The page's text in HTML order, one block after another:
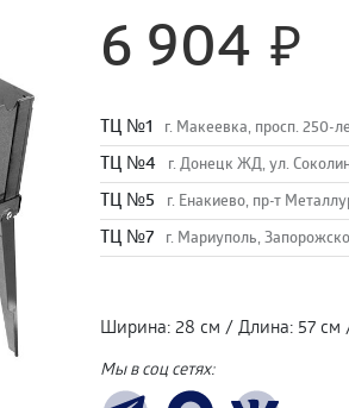
6 904
TЦ №1 г. Макеевка, просп. 250-
TЦ №4 г. Донецк ЖД, ул.
TЦ №5 г. Енакиево, пр-т
ТЦ №7 г. Мариуполь,
Ширина: 28 см / Длина: 57 см
Мы в соц сетях: